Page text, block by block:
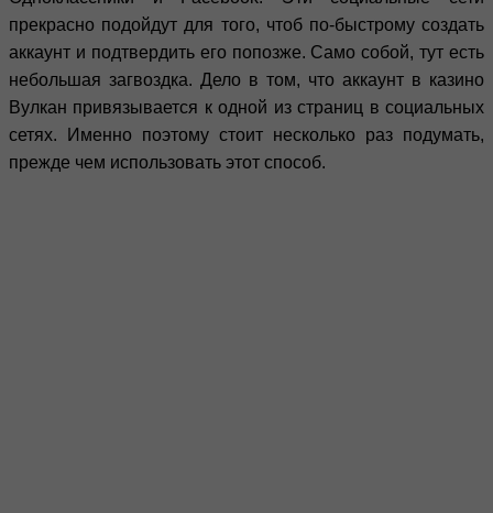
прекрасно подойдут для того, чтоб по-быстрому создать
аккаунт и подтвердить его попозже. Само собой, тут есть
небольшая загвоздка. Дело в том, что аккаунт в казино
Вулкан привязывается к одной из страниц в социальных
сетях. Именно поэтому стоит несколько раз подумать,
прежде чем использовать этот способ.